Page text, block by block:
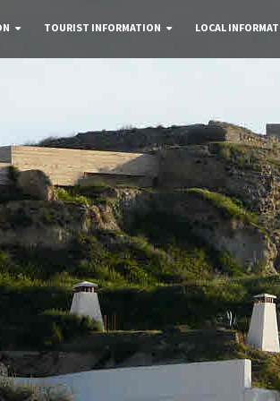
TOURIST INFORMATION LOCAL